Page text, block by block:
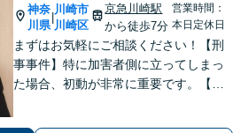
神奈
川県
|
川崎市
川崎区
京急川崎駅
から徒歩7分
営業時間：
本日定休日
まずはお気軽にご相談ください！【刑
事事件】特に加害者側に立ってしまっ
た場合、初動が非常に重要です。【借